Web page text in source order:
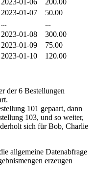
2023-01-07
50.00
...
...
2023-01-08
300.00
2023-01-09
75.00
2023-01-10 120.00
der 6 Bestellungen
101 gepaart, dann
103, und so weiter,
sich für Bob, Charlie
allgemeine Datenabfrage
erzeugen